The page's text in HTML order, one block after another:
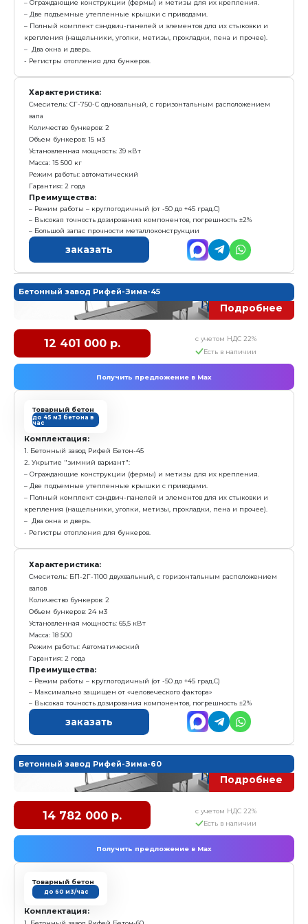
Характеристика:
Смеситель: СГ-550-С, одновальный горизонтальный
Количество бункеров: 2
Объем бункеров: 15 м3
Установленная мощность: 33,5 кВт
Масса: 14 900 кг
Режим работы: автоматический
Гарантия: 2 года
Преимущества:
Режим работы – круглогодичный (от -50 до +45
Высокая точность дозирования компонентов,
Низкие эксплуатационные затраты
заказать
Бетонный завод Рифей-Зима-25
7 472 000 р.
с
Товарный бетон
до 25 м3 бетона в
час
Комплектация:
1. Бетонный завод Рифей Бетон-25
2. Укрытие "зимний вариант":
– Ограждающие конструкции (фермы) и метизы
– Две подъемные утепленные крышки с приводами.
– Полный комплект сэндвич-панелей и элементов
крепления (нащельники, уголки, метизы,
– Два окна и дверь.
- Регистры отопления для бункеров.
Характеристика:
Смеситель: CГ-750-С одновальный, с
Количество бункеров: 2
Объем бункеров: 15 м3
Установленная мощность: 39 кВт
Масса: 15 500 кг
Режим работы: автоматический
Гарантия: 2 года
Режим работы – круглогодичный (от -50 до +45
Большой запас прочности металлоконструкции